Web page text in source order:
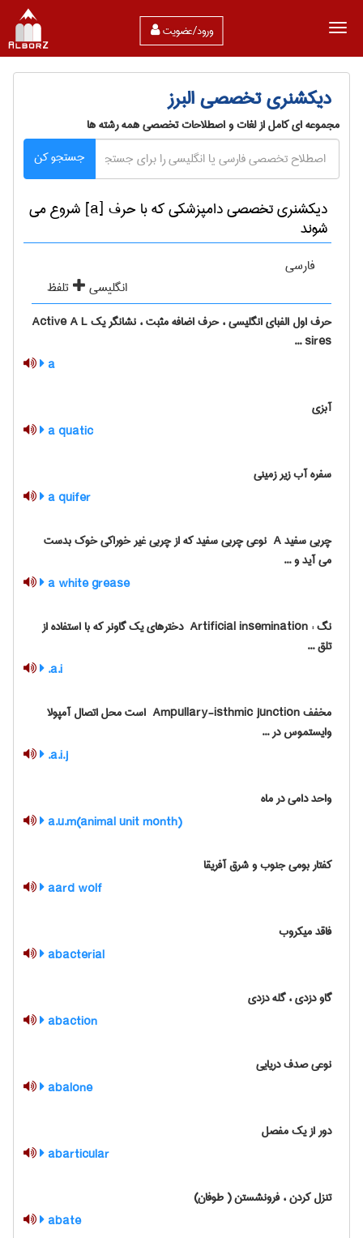
ورود/عضویت
دیکشنری تخصصی البرز
مجموعه ای کامل از لغات و اصطلاحات تخصصی همه رشته ها
جستجو کن
دیکشنری تخصصی دامپزشكی که با حرف [a] شروع می
شوند
فارسی
انگلیسی
تلفظ
حرف اول الفبای انگلیسی ، حرف اضافه مثبت ، نشانگر یک Active A L
sires ...
a
آبزی
a quatic
سفره آب زیر زمینی
a quifer
چربی سفید ‎ A نوعی چربی سفید که از چربی غیر خوراکی خوک بدست
می آید و ...
a white grease
نگ : ‎ Artificial insemination دخترهای یک گاونر که با استفاده از
تلق ...
a.i.
مخفف ‎ Ampullary-isthmic junction است محل اتصال آمپولا
وایستموس در ...
a.i.j.
واحد دامی در ماه
a.u.m(animal unit month)
کفتار بومی جنوب و شرق آفریقا
aard wolf
فاقد میکروب
abacterial
گاو دزدی ، گله دزدی
abaction
نوعی صدف دریایی
abalone
دور از یک مفصل
abarticular
تنزل کردن ، فرونشستن ( طوفان)
abate